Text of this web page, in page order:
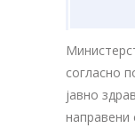
согласно
јавно
направени